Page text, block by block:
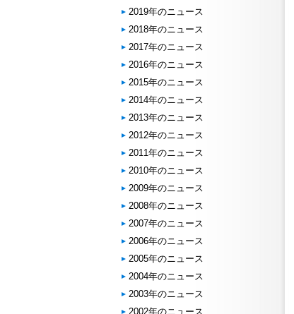
2019年のニュース
2018年のニュース
2017年のニュース
2016年のニュース
2015年のニュース
2014年のニュース
2013年のニュース
2012年のニュース
2011年のニュース
2010年のニュース
2009年のニュース
2008年のニュース
2007年のニュース
2006年のニュース
2005年のニュース
2004年のニュース
2003年のニュース
2002年のニュース